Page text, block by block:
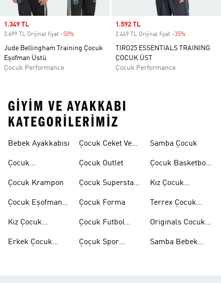
Sale price
1.349 TL
2.699 TL Orijinal fiyat -50%
Jude Bellingham Training Çocuk
Eşofman Üstü
Çocuk Performance
Sale price
1.592 TL
2.449 TL Orijinal fiyat -35%
TIRO25 ESSENTIALS TRAINING
ÇOCUK ÜST
Çocuk Performance
GIYIM VE AYAKKABI
KATEGORILERIMIZ
Bebek Ayakkabısı
Çocuk
Çocuk Krampon
Çocuk Eşofman
Kız Çocuk
Erkek Çocuk
Çocuk Ceket Ve
Çocuk Outlet
Çocuk Superstar
Çocuk Forma
Çocuk Futbol
Çoçuk Spor
Samba Çocuk
Çocuk Basketbol
Kız Çocuk
Terrex Çocuk
Originals Cocuk
Samba Bebek